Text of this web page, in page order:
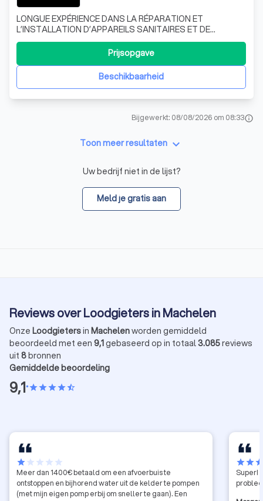
LONGUE EXPÉRIENCE DANS LA RÉPARATION ET
L’INSTALLATION D’APPAREILS SANITAIRES ET DE
CHAUFFAGE Vous habitez dans la région de Machelen,
Diegem, Zaventem ou Vilvorde (Brabant flamand) et dans
les 19 communes de Bruxelles? Vous cherchez un expert
en plomberie et chauffage ? Depuis de nombreuses
Beschikbaarheid
Prijsopgave
Bijgewerkt: 08/08/2026 om 08:33info
Toon meer resultaten keyboard_arrow_down
Uw bedrijf niet in de lijst?
Meld je gratis aan
Reviews over Loodgieters in Machelen
Onze Loodgietersin Machelenworden gemiddeld
beoordeeld met een 9,1gebaseerd op in totaal3.085reviews
uit 8bronnen
Gemiddelde beoordeling
9,1•starstarstarstarstar_half
starstar star star star
Meer dan 1400€ betaald om een afvoerbuis te
ontstoppen en bijhorend water uit de kelder te pompen
(met mijn eigen pomp erbij om sneller te gaan). Een
starstar
Super!